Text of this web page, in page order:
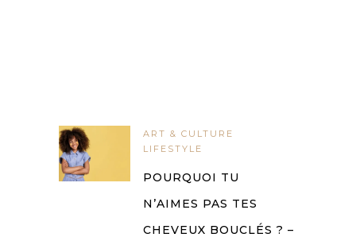
ART & CULTURE
LIFESTYLE
POURQUOI TU
N’AIMES PAS TES
CHEVEUX BOUCLÉS ? –